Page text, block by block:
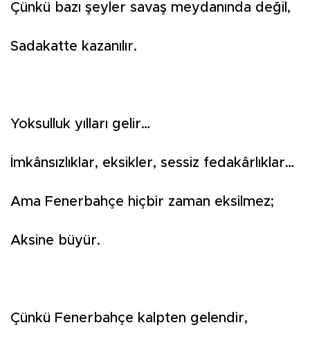
Çünkü bazı şeyler savaş meydanında değil,
Sadakatte kazanılır.
Yoksulluk yılları gelir…
İmkânsızlıklar, eksikler, sessiz fedakârlıklar…
Ama Fenerbahçe hiçbir zaman eksilmez;
Aksine büyür.
Çünkü Fenerbahçe kalpten gelendir,